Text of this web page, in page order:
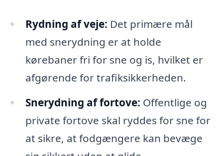
Rydning af veje: Det primære mål
med snerydning er at holde
kørebaner fri for sne og is, hvilket er
afgørende for trafiksikkerheden.
Snerydning af fortove: Offentlige og
private fortove skal ryddes for sne for
at sikre, at fodgængere kan bevæge